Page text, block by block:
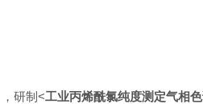
研制<工业丙烯酰氯纯度测定气相